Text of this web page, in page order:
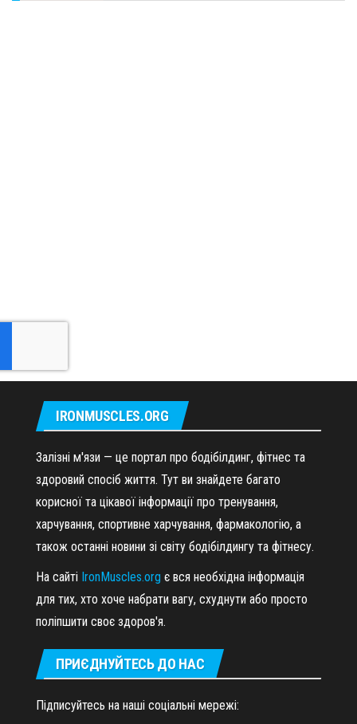
IRONMUSCLES.ORG
Залізні м'язи — це портал про бодібілдинг, фітнес та
здоровий спосіб життя. Тут ви знайдете багато
корисної та цікавої інформації про тренування,
харчування, спортивне харчування, фармакологію, а
також останні новини зі світу бодібілдингу та фітнесу.
На сайті IronMuscles.org є вся необхідна інформація
для тих, хто хоче набрати вагу, схуднути або просто
поліпшити своє здоров'я.
ПРИЄДНУЙТЕСЬ ДО НАС
Підписуйтесь на наші соціальні мережі: